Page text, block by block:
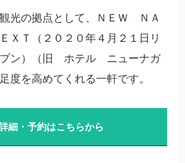
光の拠点として、ＮＥＷ ＮＡ
ＸＴ（２０２０年４月２１日リ
プン）（旧 ホテル ニューナガ
度を高めてくれる一軒です。
細・予約はこちらから